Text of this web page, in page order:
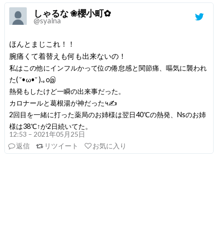
しゃるな ❀櫻小町✿
@syalna
ほんとまじこれ！！
腕痛くて着替えも何も出来ないの！
私はこの他にインフルかって位の倦怠感と関節痛、嘔気に襲われ
た( ˘•ω•˘ ).｡oஇ
熱発もしたけど一瞬の出来事だった。
カロナールと葛根湯が神だった५✍
2回目を一緒に打った薬局のお姉様は翌日40℃の熱発、Nsのお姉
様は38℃↑が2日続いてた。
12:53 – 2021年05月25日
返信
リツイート お気に入り